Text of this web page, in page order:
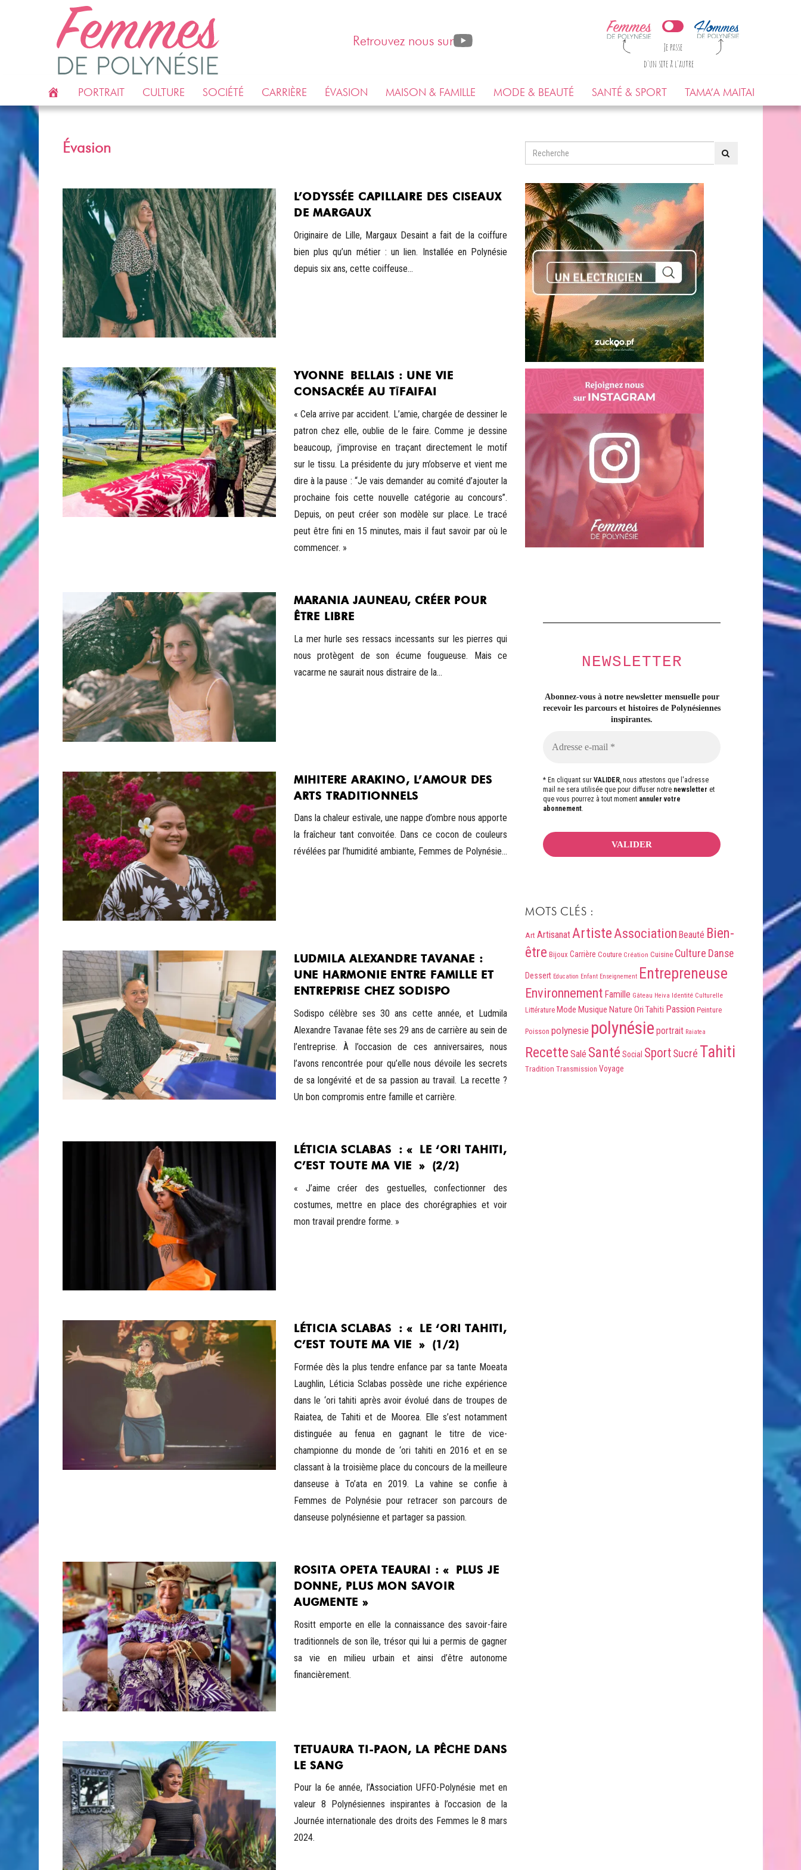
Retrouvez nous sur
Je passe
d'un site à l'autre
ACCUEIL
PORTRAIT CULTURE SOCIÉTÉ CARRIÈRE ÉVASION MAISON & FAMILLE MODE & BEAUTÉ SANTÉ & SPORT TAMA’A MAITAI
Évasion
L’ODYSSÉE CAPILLAIRE DES CISEAUX
DE MARGAUX
Originaire de Lille, Margaux Desaint a fait de la coiffure
bien plus qu’un métier : un lien. Installée en Polynésie
depuis six ans, cette coiffeuse...
YVONNE BELLAIS : UNE VIE
CONSACRÉE AU TĪFAIFAI
« Cela arrive par accident. L’amie, chargée de dessiner le
patron chez elle, oublie de le faire. Comme je dessine
beaucoup, j’improvise en traçant directement le motif
sur le tissu. La présidente du jury m’observe et vient me
dire à la pause : “Je vais demander au comité d’ajouter la
prochaine fois cette nouvelle catégorie au concours”.
Depuis, on peut créer son modèle sur place. Le tracé
peut être fini en 15 minutes, mais il faut savoir par où le
commencer. »
MARANIA JAUNEAU, CRÉER POUR
ÊTRE LIBRE
La mer hurle ses ressacs incessants sur les pierres qui
nous protègent de son écume fougueuse. Mais ce
vacarme ne saurait nous distraire de la...
MIHITERE ARAKINO, L’AMOUR DES
ARTS TRADITIONNELS
Dans la chaleur estivale, une nappe d’ombre nous apporte
la fraîcheur tant convoitée. Dans ce cocon de couleurs
révélées par l’humidité ambiante, Femmes de Polynésie...
LUDMILA ALEXANDRE TAVANAE :
UNE HARMONIE ENTRE FAMILLE ET
ENTREPRISE CHEZ SODISPO
Sodispo célèbre ses 30 ans cette année, et Ludmila
Alexandre Tavanae fête ses 29 ans de carrière au sein de
l’entreprise. À l’occasion de ces anniversaires, nous
l’avons rencontrée pour qu’elle nous dévoile les secrets
de sa longévité et de sa passion au travail. La recette ?
Un bon compromis entre famille et carrière.
LÉTICIA SCLABAS : « LE ‘ORI TAHITI,
C’EST TOUTE MA VIE » (2/2)
« J’aime créer des gestuelles, confectionner des
costumes, mettre en place des chorégraphies et voir
mon travail prendre forme. »
LÉTICIA SCLABAS : « LE ‘ORI TAHITI,
C’EST TOUTE MA VIE » (1/2)
Formée dès la plus tendre enfance par sa tante Moeata
Laughlin, Léticia Sclabas possède une riche expérience
dans le ‘ori tahiti après avoir évolué dans de troupes de
Raiatea, de Tahiti et de Moorea. Elle s’est notamment
distinguée au fenua en gagnant le titre de vice-
championne du monde de ‘ori tahiti en 2016 et en se
classant à la troisième place du concours de la meilleure
danseuse à To’ata en 2019. La vahine se confie à
Femmes de Polynésie pour retracer son parcours de
danseuse polynésienne et partager sa passion.
ROSITA OPETA TEAURAI : « PLUS JE
DONNE, PLUS MON SAVOIR
AUGMENTE »
Rositt emporte en elle la connaissance des savoir-faire
traditionnels de son île, trésor qui lui a permis de gagner
sa vie en milieu urbain et ainsi d’être autonome
financièrement.
TETUAURA TI-PAON, LA PÊCHE DANS
LE SANG
Pour la 6e année, l’Association UFFO-Polynésie met en
valeur 8 Polynésiennes inspirantes à l’occasion de la
Journée internationale des droits des Femmes le 8 mars
2024.
NEWSLETTER
Abonnez-vous à notre newsletter mensuelle pour
recevoir les parcours et histoiresde Polynésiennes
inspirantes.
* En cliquant surVALIDER, nous attestons que l'adresse
mail ne sera utilisée que pour diffuser notre newsletteret
que vous pourrez à tout moment annuler votre
abonnement.
MOTS CLÉS :
Art Artisanat ArtisteAssociation Beauté Bien-
être Bijoux Carrière Couture Création Cuisine Culture Danse
Dessert Education Enfant Enseignement Entrepreneuse
Environnement Famille Gâteau Heiva Identité Culturelle
Littérature Mode Musique Nature Ori Tahiti Passion Peinture
Poisson polynesie polynésie portrait Raiatea
Recette Salé Santé Social SportSucré Tahiti
Tradition Transmission Voyage